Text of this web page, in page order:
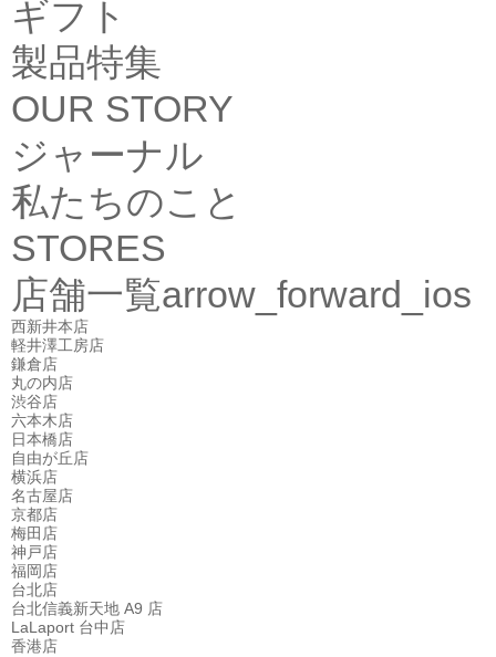
ギフト
製品特集
OUR STORY
ジャーナル
私たちのこと
STORES
店舗一覧arrow_forward_ios
西新井本店
軽井澤工房店
鎌倉店
丸の内店
渋谷店
六本木店
日本橋店
自由が丘店
横浜店
名古屋店
京都店
梅田店
神戸店
福岡店
台北店
台北信義新天地 A9 店
LaLaport 台中店
香港店